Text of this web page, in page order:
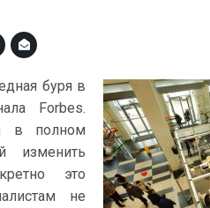
буря в
Forbes.
в полном
изменить
это
не